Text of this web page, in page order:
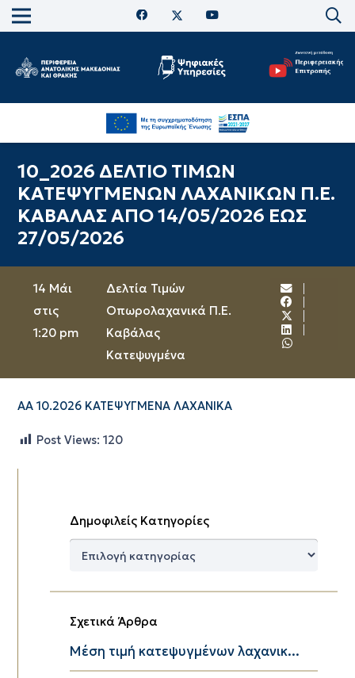
10_2026 ΔΕΛΤΙΟ ΤΙΜΩΝ
ΚΑΤΕΨΥΓΜΕΝΩΝ ΛΑΧΑΝΙΚΩΝ Π.Ε.
ΚΑΒΑΛΑΣ ΑΠΟ 14/05/2026 ΕΩΣ
27/05/2026
14 Μάι
στις
1:20 pm
Δελτία Τιμών
Οπωρολαχανικά Π.Ε.
Καβάλας
Κατεψυγμένα
ΑΑ 10.2026 ΚΑΤΕΨΥΓΜΕΝΑ ΛΑΧΑΝΙΚΑ
Post Views: 120
Δημοφιλείς Κατηγορίες
Δημοφιλείς
Σχετικά Άρθρα
Μέση τιμή κατεψυγμένων λαχανικ...